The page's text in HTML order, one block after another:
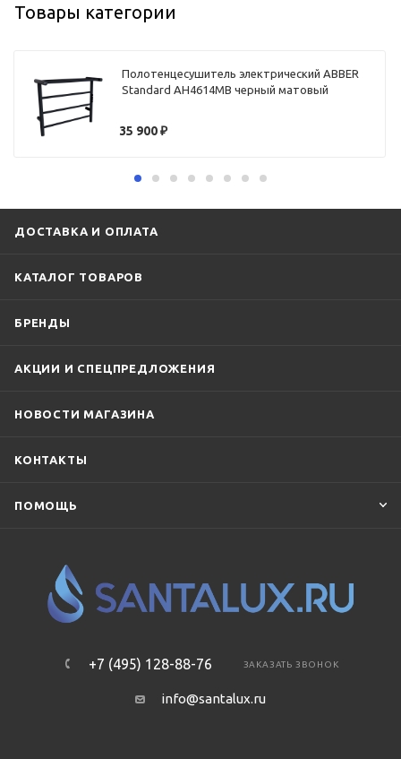
Товары категории
Полотенцесушитель электрический ABBER
Standard AH4614MB черный матовый
35 900₽
ДОСТАВКА И ОПЛАТА
КАТАЛОГ ТОВАРОВ
БРЕНДЫ
АКЦИИ И СПЕЦПРЕДЛОЖЕНИЯ
НОВОСТИ МАГАЗИНА
КОНТАКТЫ
ПОМОЩЬ
+7 (495) 128-88-76 ЗАКАЗАТЬ ЗВОНОК
info@santalux.ru